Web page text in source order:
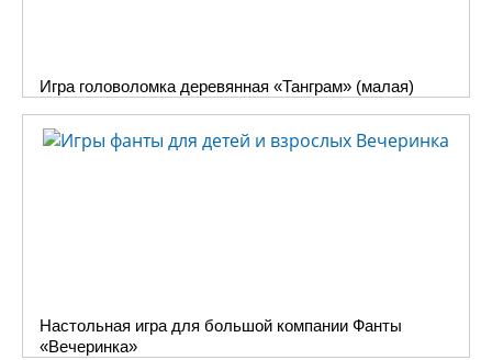
Игра головоломка деревянная «Танграм» (малая)
Настольная игра для большой компании Фанты
«Вечеринка»